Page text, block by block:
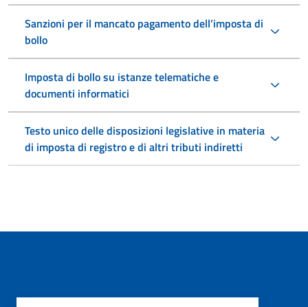
Sanzioni per il mancato pagamento dell’imposta di
bollo
Imposta di bollo su istanze telematiche e
documenti informatici
Testo unico delle disposizioni legislative in materia
di imposta di registro e di altri tributi indiretti